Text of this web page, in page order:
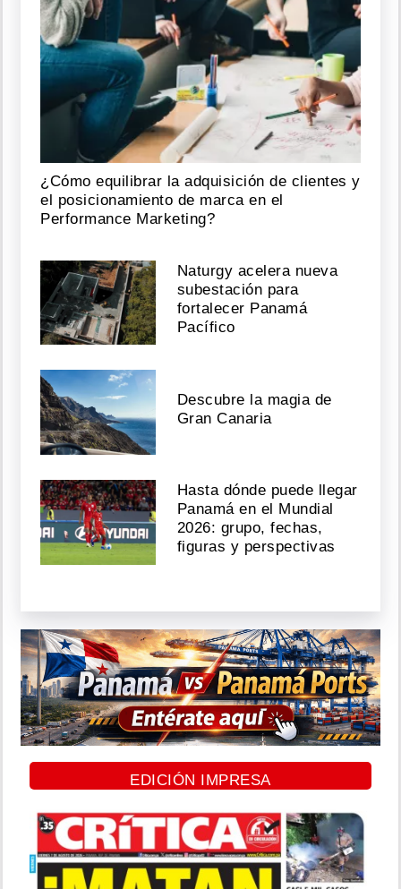
¿Cómo equilibrar la adquisición de clientes y
el posicionamiento de marca en el
Performance Marketing?
Naturgy acelera nueva
subestación para
fortalecer Panamá
Pacífico
Descubre la magia de
Gran Canaria
Hasta dónde puede llegar
Panamá en el Mundial
2026: grupo, fechas,
figuras y perspectivas
EDICIÓN IMPRESA